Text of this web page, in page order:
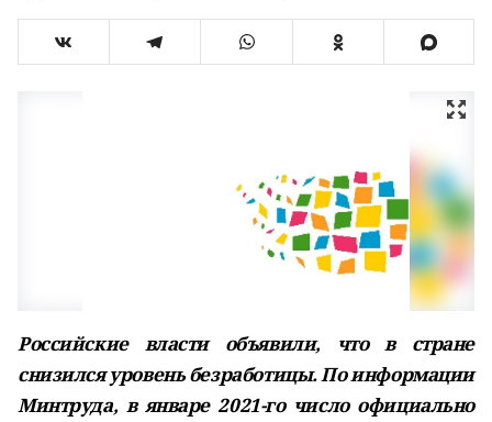
Российские власти объявили, что в стране
снизился уровень безработицы. По информации
Минтруда, в январе 2021-го число официально